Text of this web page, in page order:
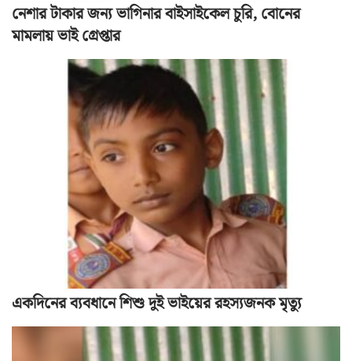
নেশার টাকার জন্য ভাগিনার বাইসাইকেল চুরি, বোনের
মামলায় ভাই গ্রেপ্তার
একদিনের ব্যবধানে শিশু দুই ভাইয়ের রহস্যজনক মৃত্যু